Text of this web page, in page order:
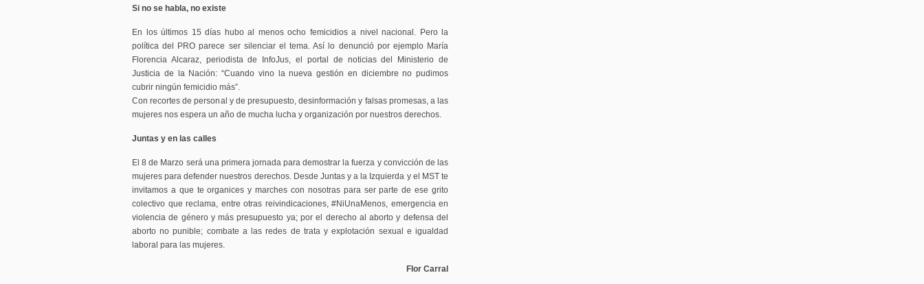
Si no se habla, no existe
En los últimos 15 días hubo al menos ocho femicidios a nivel nacional. Pero la
política del PRO parece ser silenciar el tema. Así lo denunció por ejemplo María
Florencia Alcaraz, periodista de InfoJus, el portal de noticias del Ministerio de
Justicia de la Nación: “Cuando vino la nueva gestión en diciembre no pudimos
cubrir ningún femicidio más”.
Con recortes de personal y de presupuesto, desinformación y falsas promesas, a las
mujeres nos espera un año de mucha lucha y organización por nuestros derechos.
Juntas y en las calles
El 8 de Marzo será una primera jornada para demostrar la fuerza y convicción de las
mujeres para defender nuestros derechos. Desde Juntas y a la Izquierda y el MST te
invitamos a que te organices y marches con nosotras para ser parte de ese grito
colectivo que reclama, entre otras reivindicaciones, #NiUnaMenos, emergencia en
violencia de género y más presupuesto ya; por el derecho al aborto y defensa del
aborto no punible; combate a las redes de trata y explotación sexual e igualdad
laboral para las mujeres.
Flor Carral